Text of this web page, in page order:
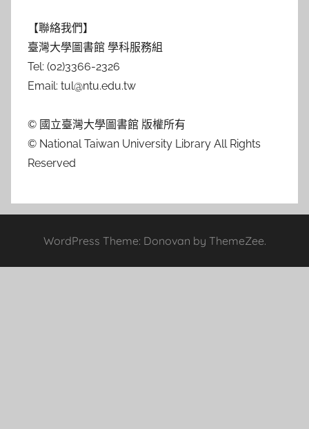
【聯絡我們】
臺灣大學圖書館 學科服務組
Tel: (02)3366-2326
Email: tul@ntu.edu.tw
© 國立臺灣大學圖書館 版權所有
© National Taiwan University Library All Rights
Reserved
WordPress Theme: Donovan by ThemeZee.